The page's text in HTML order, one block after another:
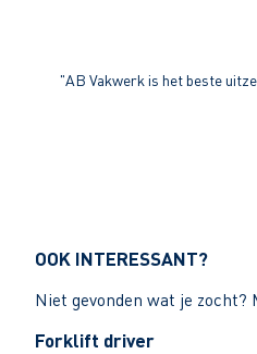
"AB Vakwerk is het beste
OOK INTERESSANT?
Niet gevonden wat je
Forklift driver